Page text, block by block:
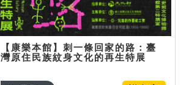
【康樂本館】刺一條回家的路：臺
灣原住民族紋身文化的再生特展